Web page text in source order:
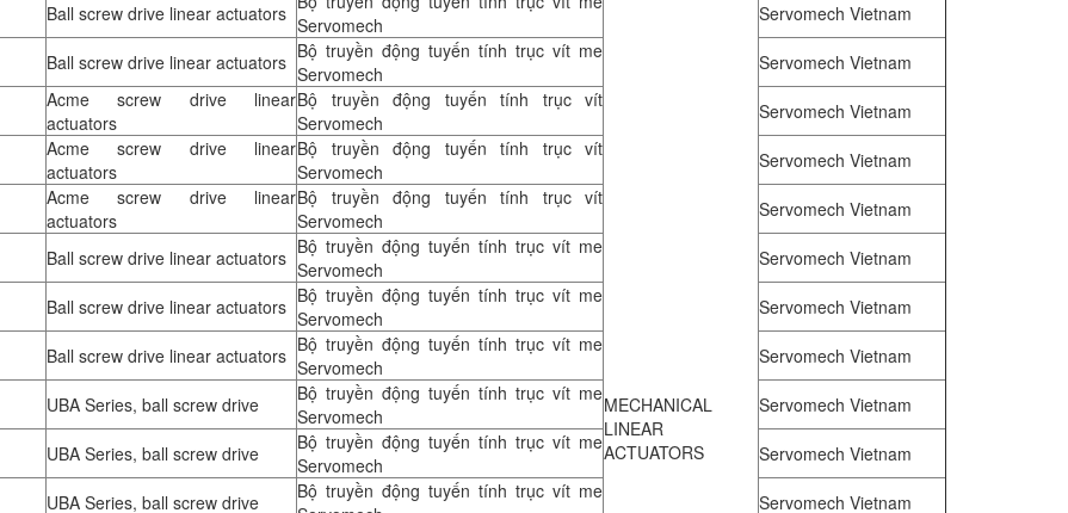
MECHANICAL
LINEAR
ACTUATORS
Ball screw drive linear actuators Servomech
Servomech Vietnam
Ball screw drive linear actuators Bộ truyền động tuyến tính trục vít me
Servomech
Servomech Vietnam
Acme screw drive linear
actuators
Bộ truyền động tuyến tính trục vít
Servomech
Servomech Vietnam
Acme screw drive linear
actuators
Bộ truyền động tuyến tính trục vít
Servomech
Servomech Vietnam
Acme screw drive linear
actuators
Bộ truyền động tuyến tính trục vít
Servomech
Servomech Vietnam
Ball screw drive linear actuators Bộ truyền động tuyến tính trục vít me
Servomech
Servomech Vietnam
Ball screw drive linear actuators Bộ truyền động tuyến tính trục vít me
Servomech
Servomech Vietnam
Ball screw drive linear actuators Bộ truyền động tuyến tính trục vít me
Servomech
Servomech Vietnam
UBA Series, ball screw drive
Bộ truyền động tuyến tính trục vít me
Servomech
Servomech Vietnam
UBA Series, ball screw drive
Bộ truyền động tuyến tính trục vít me
Servomech
Servomech Vietnam
UBA Series, ball screw drive
Bộ truyền động tuyến tính trục vít me
Servomech Vietnam